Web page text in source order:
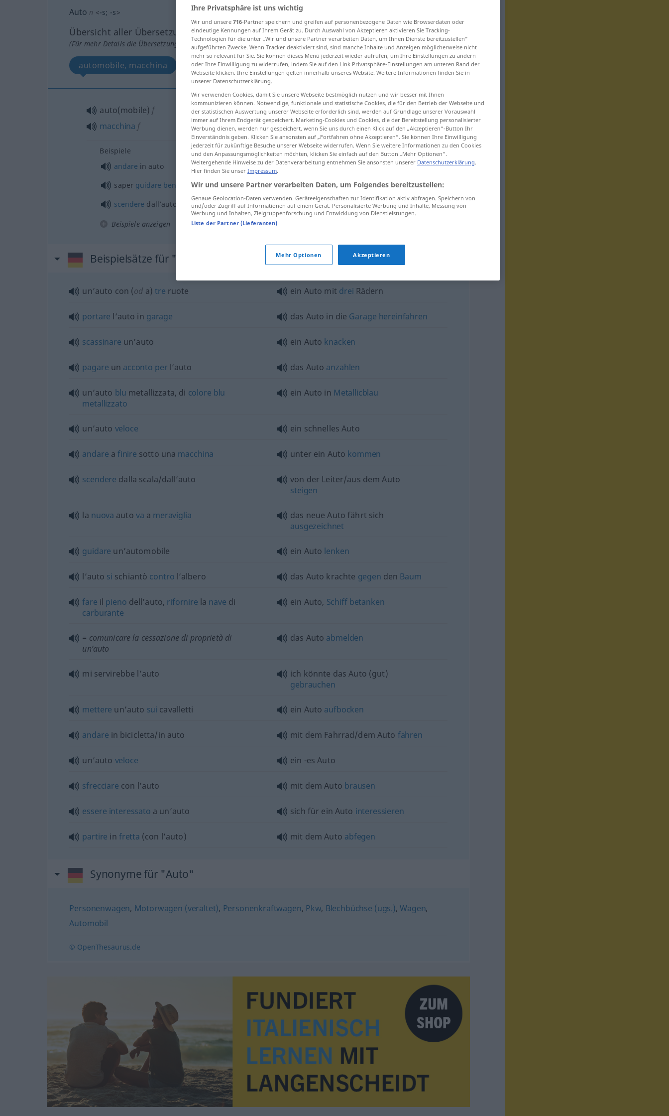
Auto n <-s; -s>
Übersicht aller Übersetzungen
(Für mehr Details die Übersetzung anklicken/antippen)
automobile, macchina
auto(mobile) f
macchina f
Auto
Beispiele
andare in auto (mit dem) Autofahren
saper guidare bene l’auto gut Autofahren können
scendere dall’auto aus dem Autosteigen
Beispiele anzeigen
Beispielsätze für "Auto"
un’auto con (od a)tre ruote ein Auto mit drei Rädern
portare l’auto in garage das Auto in die Garage hereinfahren
scassinare un’auto ein Auto knacken
pagare un acconto per l’auto das Auto anzahlen
un’auto blu metallizzata, di colore blu
metallizzato
ein Auto in Metallicblau
un’auto veloce ein schnelles Auto
andare a finire sotto una macchina unter ein Auto kommen
scendere dalla scala/dall’auto
von der Leiter/aus dem Auto
steigen
la nuova auto va a meraviglia
das neue Auto fährt sich
ausgezeichnet
guidare un’automobile ein Auto lenken
l’auto si schiantò contro l’albero das Auto krachte gegen den Baum
fare il pieno dell’auto, rifornire la nave di
carburante
ein Auto, Schiff betanken
= comunicare la cessazione di proprietà di
un’auto
das Auto abmelden
mi servirebbe l’auto
ich könnte das Auto (gut)
gebrauchen
mettere un’auto sui cavalletti ein Auto aufbocken
andare in bicicletta/in auto mit dem Fahrrad/dem Auto fahren
un’auto veloce ein -es Auto
sfrecciare con l’auto mit dem Auto brausen
essere interessato a un’auto sich für ein Auto interessieren
partire in fretta (con l’auto) mit dem Auto abfegen
Synonyme für "Auto"
Personenwagen, Motorwagen (veraltet), Personenkraftwagen, Pkw, Blechbüchse (ugs.),Wagen,
Automobil
© OpenThesaurus.de
Ihre Privatsphäre ist uns wichtig
Wir und unsere 716-Partner speichern und greifen auf personenbezogene Daten wie Browserdaten oder
eindeutige Kennungen auf Ihrem Gerät zu. Durch Auswahl von Akzeptieren aktivieren Sie Tracking-
Technologien für die unter „Wir und unsere Partner verarbeiten Daten, um Ihnen Dienste bereitzustellen“
aufgeführten Zwecke. Wenn Tracker deaktiviert sind, sind manche Inhalte und Anzeigen möglicherweise nicht
mehr so relevant für Sie. Sie können dieses Menü jederzeit wieder aufrufen, um Ihre Einstellungen zu ändern
oder Ihre Einwilligung zu widerrufen, indem Sie auf den Link Privatsphäre-Einstellungen am unteren Rand der
Webseite klicken. Ihre Einstellungen gelten innerhalb unseres Website. Weitere Informationen finden Sie in
unserer Datenschutzerklärung.
Wir verwenden Cookies, damit Sie unsere Webseite bestmöglich nutzen und wir besser mit Ihnen
kommunizieren können. Notwendige, funktionale und statistische Cookies, die für den Betrieb der Webseite und
der statistischen Auswertung unserer Webseite erforderlich sind, werden auf Grundlage unserer Vorauswahl
immer auf Ihrem Endgerät gespeichert. Marketing-Cookies und Cookies, die der Bereitstellung personalisierter
Werbung dienen, werden nur gespeichert, wenn Sie uns durch einen Klick auf den „Akzeptieren“-Button Ihr
Einverständnis geben. Klicken Sie ansonsten auf „Fortfahren ohne Akzeptieren“. Sie können Ihre Einwilligung
jederzeit für zukünftige Besuche unserer Webseite widerrufen. Wenn Sie weitere Informationen zu den Cookies
und den Anpassungsmöglichkeiten möchten, klicken Sie einfach auf den Button „Mehr Optionen“.
Weitergehende Hinweise zu der Datenverarbeitung entnehmen Sie ansonsten unserer Datenschutzerklärung.
Hier finden Sie unser Impressum.
Wir und unsere Partner verarbeiten Daten, um Folgendes bereitzustellen:
Genaue Geolocation-Daten verwenden. Geräteeigenschaften zur Identifikation aktiv abfragen. Speichern von
und/oder Zugriff auf Informationen auf einem Gerät. Personalisierte Werbung und Inhalte, Messung von
Werbung und Inhalten, Zielgruppenforschung und Entwicklung von Dienstleistungen.
Liste der Partner (Lieferanten)
Mehr Optionen Akzeptieren